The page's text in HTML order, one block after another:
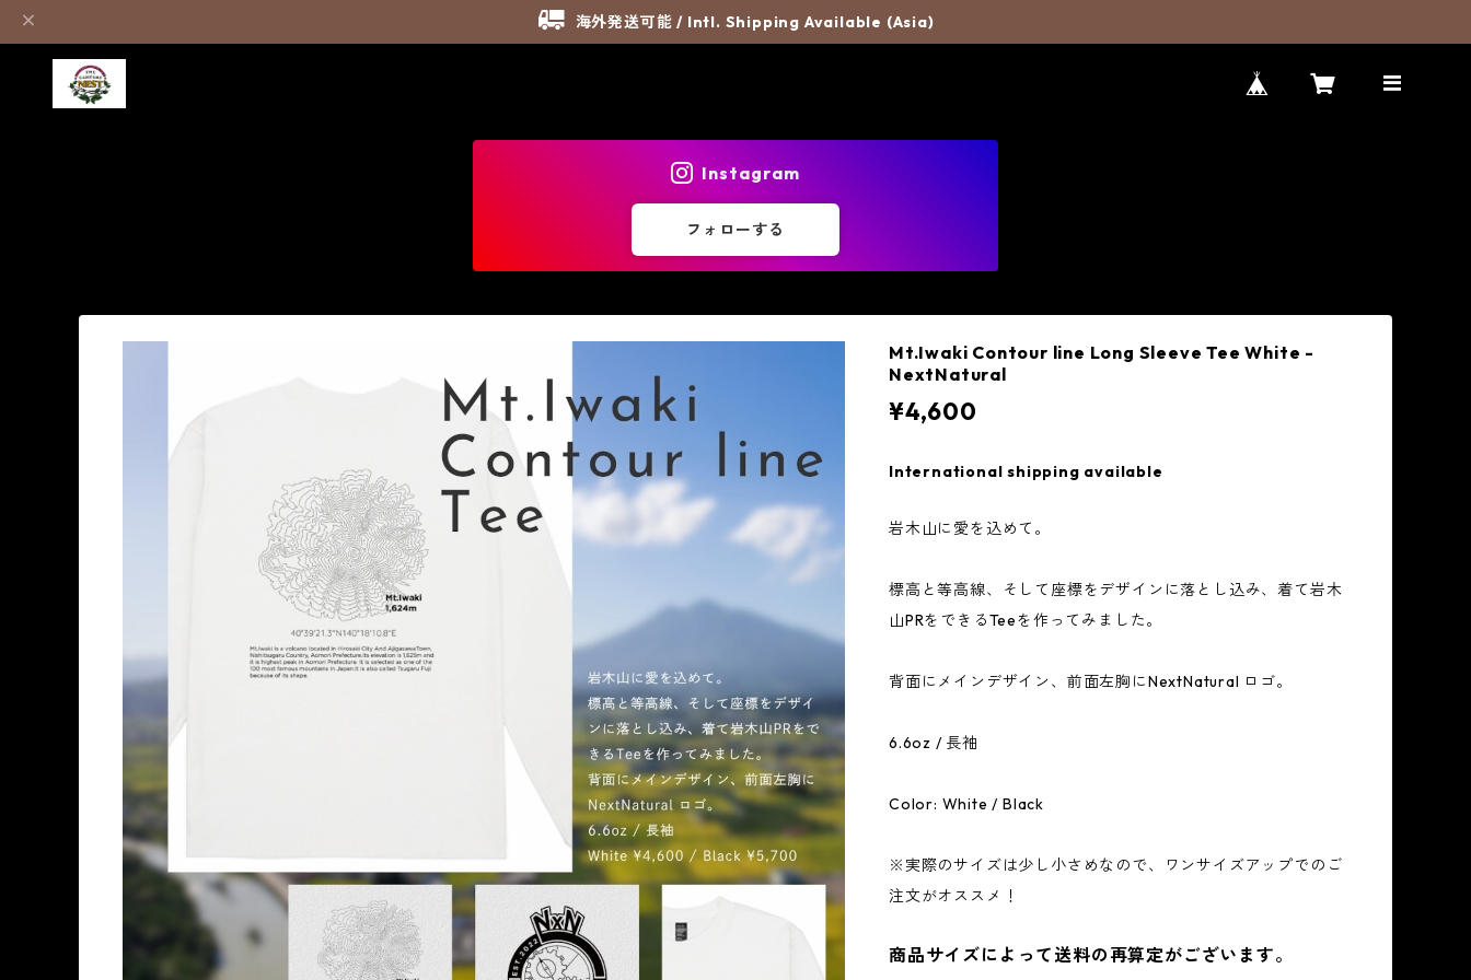
海外発送可能 / Intl. Shipping Available (Asia)
Instagram
フォローする
Mt.Iwaki Contour line Long Sleeve Tee White -
NextNatural
¥4,600
International shipping available
岩木山に愛を込めて。
標高と等高線、そして座標をデザインに落とし込み、着て岩木
山PRをできるTeeを作ってみました。
背面にメインデザイン、前面左胸にNextNatural ロゴ。
6.6oz / 長袖
Color: White / Black
※実際のサイズは少し小さめなので、ワンサイズアップでのご
注文がオススメ！
商品サイズによって送料の再算定がございます。